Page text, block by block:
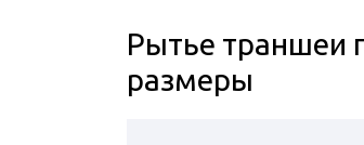
Рытье траншеи
размеры